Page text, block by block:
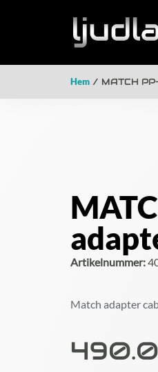
Hem / MATCH
Artikelnummer:
Match adapter